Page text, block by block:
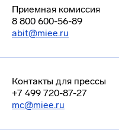
Приемная комиссия
8 800 600-56-89
abit@miee.ru
Контакты для прессы
+7 499 720-87-27
mc@miee.ru